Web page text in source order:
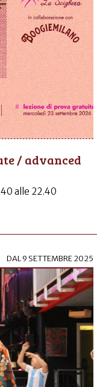
/ advanced
alle 22.40
DAL9 SETTEMBRE 2025